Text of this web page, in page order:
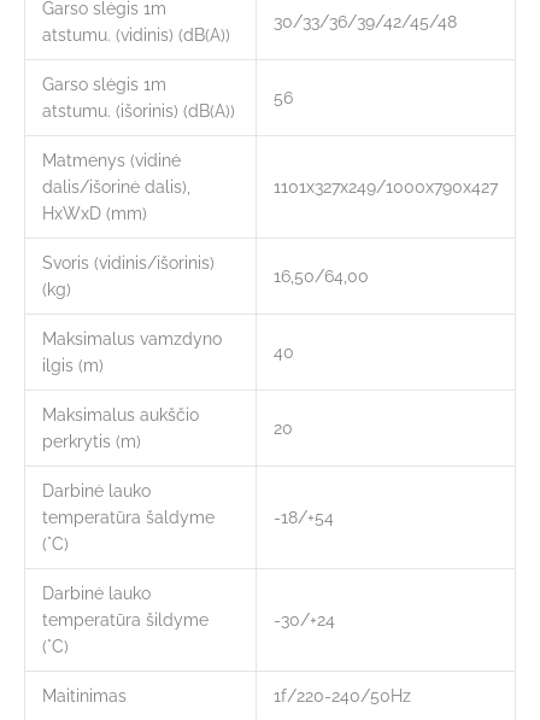
Garso slėgis 1m
atstumu. (vidinis) (dB(A))
30/33/36/39/42/45/48
Garso slėgis 1m
atstumu. (išorinis) (dB(A))
56
Matmenys (vidinė
dalis/išorinė dalis),
HxWxD (mm)
1101х327х249/1000х790х427
Svoris (vidinis/išorinis)
(kg)
16,50/64,00
Maksimalus vamzdyno
ilgis (m)
40
Maksimalus aukščio
perkrytis (m)
20
Darbinė lauko
temperatūra šaldyme
(°C)
-18/+54
Darbinė lauko
temperatūra šildyme
(°C)
-30/+24
Maitinimas 1f/220-240/50Hz